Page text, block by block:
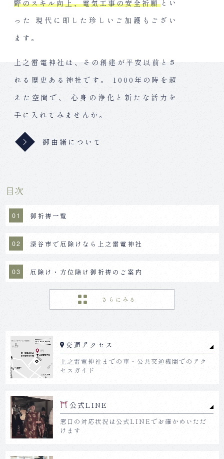
野のスキル向上、電気工事の安全祈願とい
った
現代に即した珍しいご加護もござい
ます。
上之雷電神社は、その創建が平安以前とさ
れる歴史ある神社です。
1000年の時を超
えた空間で、
心身の浄化と新たな活力を
手に入れてみませんか。
御由緒について
目次
御祈祷一覧
深谷市で厄除けなら上之雷電神社
厄除け・方位除け御祈祷のご案内
上之雷電神社が選ばれる理由
御祈祷のご案内
授与品
交通アクセス
お宮参りについて
交通アクセス
上之雷電神社までの車・公共交通機関でのアク
セスガイド
公式LINE
窓口の対応状況は公式LINEでお確かめいただ
けます